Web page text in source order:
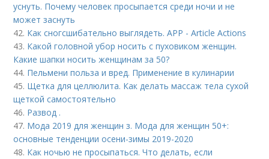
уснуть. Почему человек просыпается среди ночи и не
может заснуть
42. Как сногсшибательно выглядеть. APP - Article Actions
43. Какой головной убор носить с пуховиком женщин.
Какие шапки носить женщинам за 50?
44. Пельмени польза и вред. Применение в кулинарии
45. Щетка для целлюлита. Как делать массаж тела сухой
щеткой самостоятельно
46. Развод .
47. Мода 2019 для женщин з. Мода для женщин 50+:
основные тенденции осени-зимы 2019-2020
48. Как ночью не просыпаться. Что делать, если